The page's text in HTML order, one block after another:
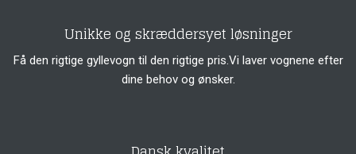
Unikke og skræddersyet løsninger
Få den rigtige gyllevogn til den rigtige pris.Vi laver vognene efter
dine behov og ønsker.